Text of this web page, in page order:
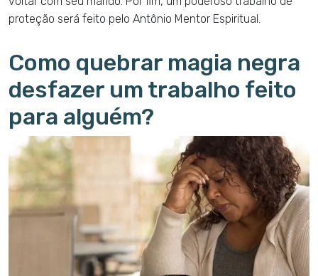
proteção será feito pelo Antônio Mentor Espiritual.
Como quebrar magia negra
desfazer um trabalho feito
para alguém?